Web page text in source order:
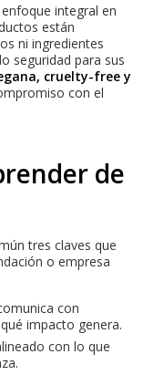
integral en
están
ni ingredientes
seguridad para sus
cruelty-free y
con el
de
tres claves que
o empresa
con
impacto genera.
con lo que